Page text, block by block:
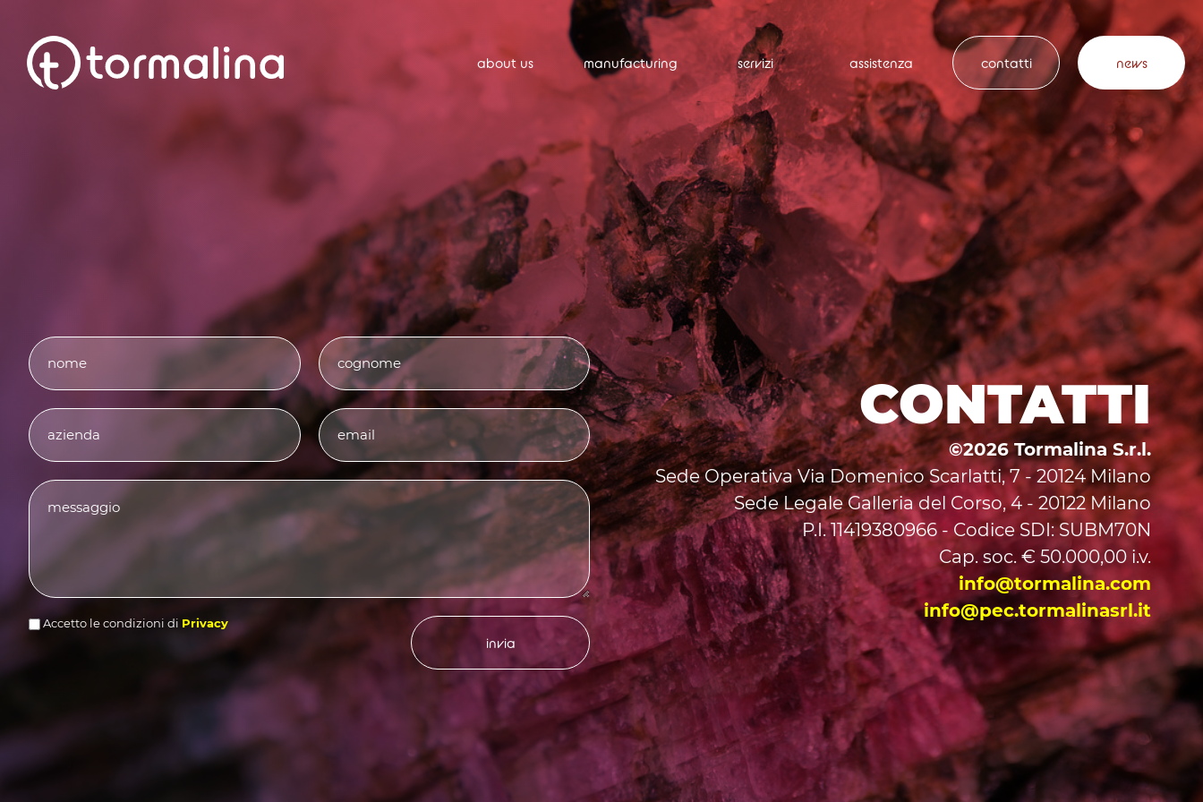
about us manufacturing servizi assistenza contatti news
Accetto le condizioni di Privacy
invia
CONTATTI
©2026 Tormalina S.r.l.
Sede Operativa Via Domenico Scarlatti, 7 - 20124 Milano
Sede Legale Galleria del Corso, 4 - 20122 Milano
P.I. 11419380966 - Codice SDI: SUBM70N
Cap. soc. € 50.000,00 i.v.
info@tormalina.com
info@pec.tormalinasrl.it